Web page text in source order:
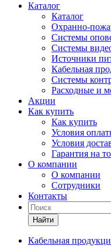
Каталог
Каталог
Охранно-
Системы
Системы
Источники
Кабельная
Системы
Расходные и
Акции
Как купить
Как купить
Условия
Условия
Гарантия на
О компании
О компании
Сотрудники
Контакты
Найти
Кабельная